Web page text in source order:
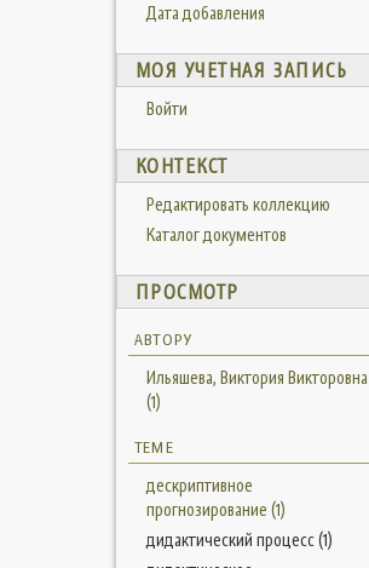
Дата добавления
МОЯ УЧЕТНАЯ ЗАПИСЬ
Войти
КОНТЕКСТ
Редактировать коллекцию
Каталог документов
ПРОСМОТР
АВТОРУ
Ильяшева, Виктория Викторовна
(1)
ТЕМЕ
дескриптивное
прогнозирование (1)
дидактический процесс (1)